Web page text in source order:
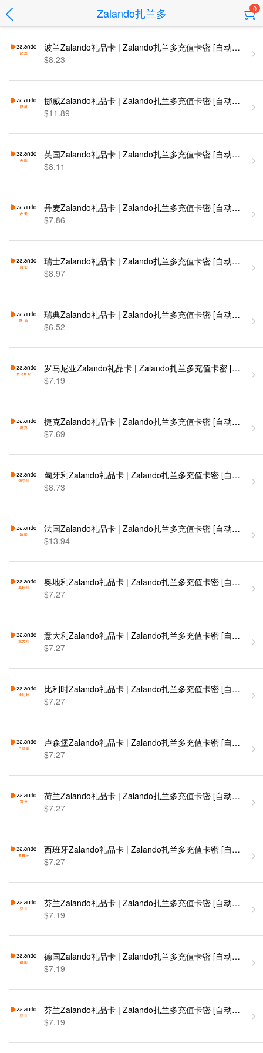
Zalando扎兰多 0
波兰Zalando礼品卡 | Zalando扎兰多充值卡密 [自动发货]
$8.23
挪威Zalando礼品卡 | Zalando扎兰多充值卡密 [自动发货]
$11.89
英国Zalando礼品卡 | Zalando扎兰多充值卡密 [自动发货]
$8.11
丹麦Zalando礼品卡 | Zalando扎兰多充值卡密 [自动发货]
$7.86
瑞士Zalando礼品卡 | Zalando扎兰多充值卡密 [自动发货]
$8.97
瑞典Zalando礼品卡 | Zalando扎兰多充值卡密 [自动发货]
$6.52
罗马尼亚Zalando礼品卡 | Zalando扎兰多充值卡密 [自动发
$7.19
捷克Zalando礼品卡 | Zalando扎兰多充值卡密 [自动发货]
$7.69
匈牙利Zalando礼品卡 | Zalando扎兰多充值卡密 [自动发货]
$8.73
法国Zalando礼品卡 | Zalando扎兰多充值卡密 [自动发货]
$13.94
奥地利Zalando礼品卡 | Zalando扎兰多充值卡密 [自动发货]
$7.27
意大利Zalando礼品卡 | Zalando扎兰多充值卡密 [自动发货]
$7.27
比利时Zalando礼品卡 | Zalando扎兰多充值卡密 [自动发货]
$7.27
卢森堡Zalando礼品卡 | Zalando扎兰多充值卡密 [自动发货]
$7.27
荷兰Zalando礼品卡 | Zalando扎兰多充值卡密 [自动发货]
$7.27
西班牙Zalando礼品卡 | Zalando扎兰多充值卡密 [自动发货]
$7.27
芬兰Zalando礼品卡 | Zalando扎兰多充值卡密 [自动发货]
$7.19
德国Zalando礼品卡 | Zalando扎兰多充值卡密 [自动发货]
$7.19
芬兰Zalando礼品卡 | Zalando扎兰多充值卡密 [自动发货]
$7.19